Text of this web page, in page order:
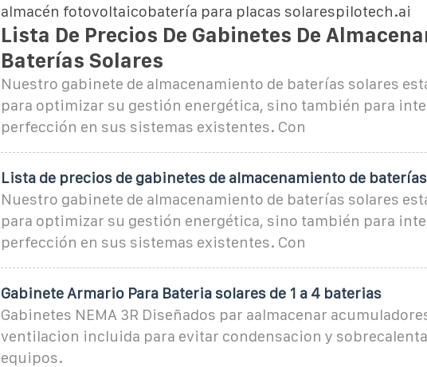
almacén fotovoltaicobatería para placas solarespilotech.ai
Lista De Precios De Gabinetes De
Baterías Solares
Nuestro gabinete de almacenamiento de baterías solares
para optimizar su gestión energética, sino también para
perfección en sus sistemas existentes. Con
Lista de precios de gabinetes de almacenamiento de
Nuestro gabinete de almacenamiento de baterías solares
para optimizar su gestión energética, sino también para
perfección en sus sistemas existentes. Con
Gabinete Armario Para Bateria solares de 1 a 4 baterias
Gabinetes NEMA 3R Diseñados par aalmacenar
ventilacion incluida para evitar condensacion y
equipos.